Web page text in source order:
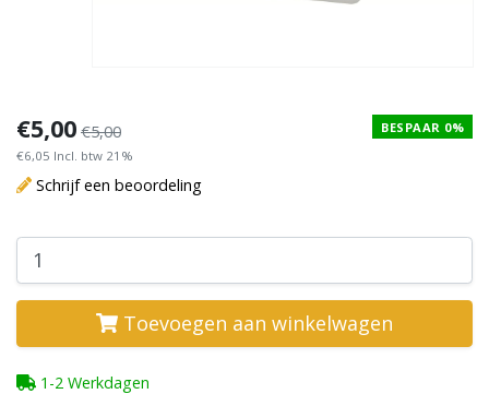
€5,00 €5,00
€6,05 Incl. btw 21%
BESPAAR 0%
Schrijf een beoordeling
Toevoegen aan winkelwagen
1-2 Werkdagen